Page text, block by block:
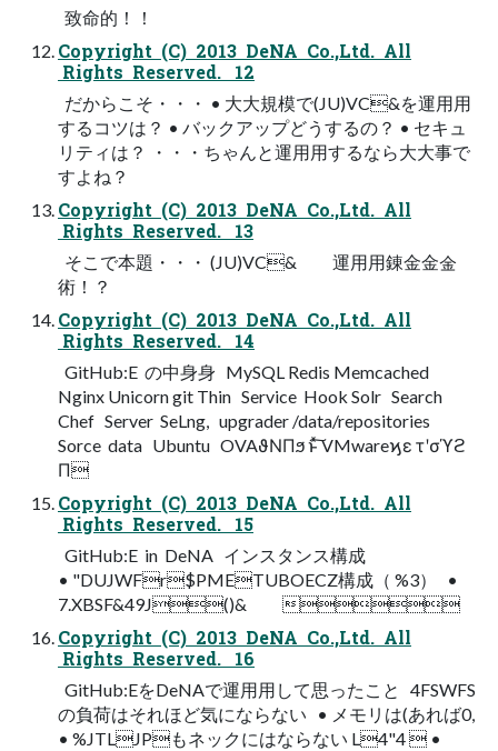
致命的！！
Copyright (C) 2013 DeNA Co.,Ltd. All
Rights Reserved. 12
だからこそ・・・ • ⼤大規模で(JU)VC&を運⽤用
するコツは？ • バックアップどうするの？ • セキュ
リティは？ ・・・ちゃんと運⽤用するなら⼤大事で
すよね？
Copyright (C) 2013 DeNA Co.,Ltd. All
Rights Reserved. 13
そこで本題・・・ (JU)VC& 運⽤用錬⾦金金
術！？  
Copyright (C) 2013 DeNA Co.,Ltd. All
Rights Reserved. 14
GitHub:E の中⾝身 MySQL Redis Memcached
Nginx Unicorn git Thin Service Hook Solr Search
Chef Server SeLng, upgrader /data/repositories
Sorce data Ubuntu OVAϑΝΠϧ ͱͯ͠ VMwareϗε τʹσϓϩ
Π
Copyright (C) 2013 DeNA Co.,Ltd. All
Rights Reserved. 15
GitHub:E in DeNA インスタンス構成
• "DUJWFr$PMETUBOECZ構成（ %3） •
7.XBSF&49J()& 
Copyright (C) 2013 DeNA Co.,Ltd. All
Rights Reserved. 16
GitHub:EをDeNAで運⽤用して思ったこと 4FSWFS
の負荷はそれほど気にならない • メモリは(あれば0,
• %JTLJPもネックにはならない L4"4  •